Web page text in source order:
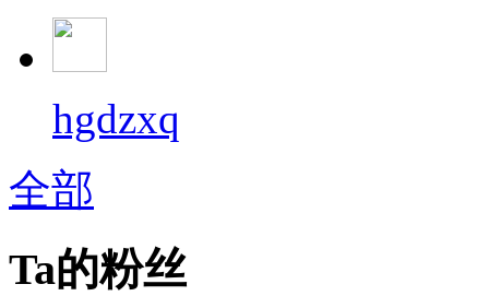
hgdzxq
全部
Ta的粉丝